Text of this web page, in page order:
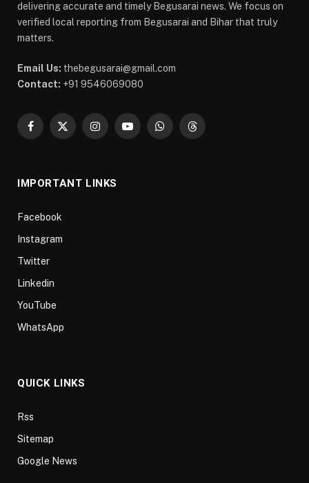
delivering accurate and timely Begusarai news. We focus on
verified local reporting from Begusarai and Bihar that truly
matters.
Email Us: thebegusarai@gmail.com
Contact: +91 9546069080
Facebook
X
InstagramYouTubeWhatsAppThreads
IMPORTANT LINKS
Facebook
Instagram
Twitter
Linkedin
YouTube
WhatsApp
QUICK LINKS
Rss
Sitemap
Google News